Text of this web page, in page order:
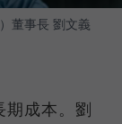
董事長 劉文義
期成本。劉